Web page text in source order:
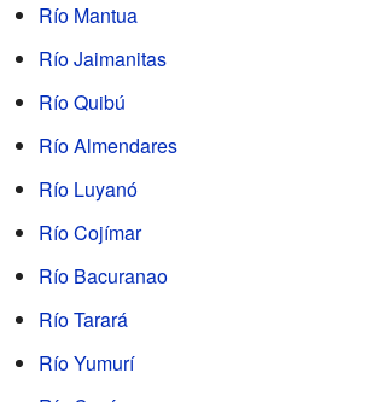
Río Mantua
Río Jaimanitas
Río Quibú
Río Almendares
Río Luyanó
Río Cojímar
Río Bacuranao
Río Tarará
Río Yumurí